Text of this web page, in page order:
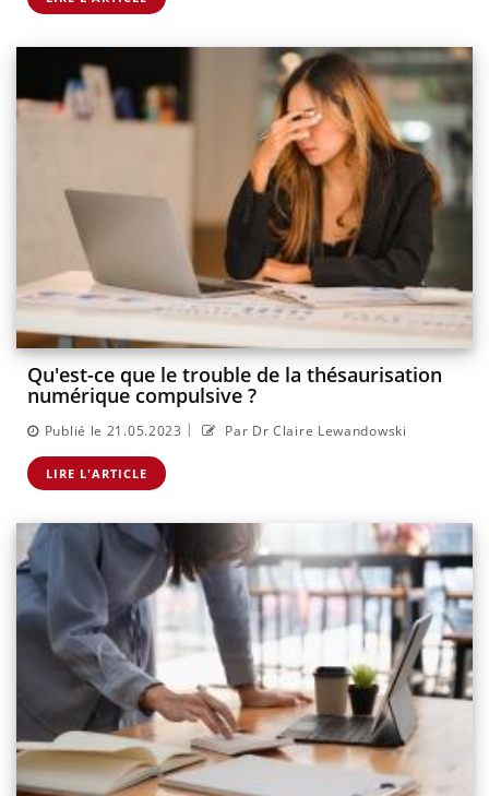
Qu'est-ce que le trouble de la thésaurisation
numérique compulsive ?
Publié le 21.05.2023 | Par Dr Claire Lewandowski
LIRE L'ARTICLE